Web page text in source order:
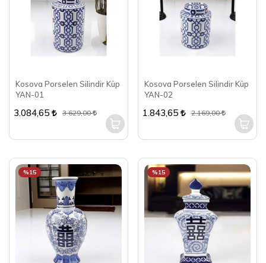
Kosova Porselen Silindir Küp
YAN-01
3.084,65 3.629,00
Kosova Porselen Silindir Küp
YAN-02
1.843,65 2.169,00
%15 %15